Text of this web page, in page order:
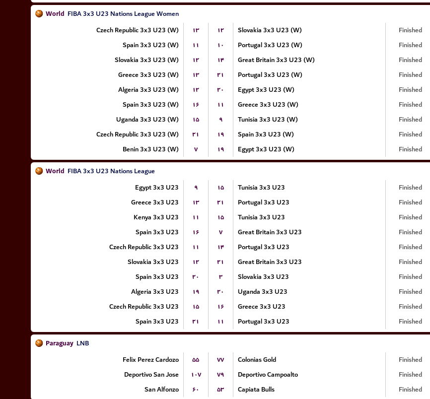
World FIBA 3x3 U23 Nations League Women
Czech Republic 3x3 U23 (W)
۱۳ ۱۲ Slovakia 3x3 U23 (W) Finished
Spain 3x3 U23 (W)
۱۱ ۱۰ Portugal 3x3 U23 (W) Finished
Slovakia 3x3 U23 (W)
۱۲ ۱۴ Great Britain 3x3 U23 (W) Finished
Greece 3x3 U23 (W)
۱۳ ۲۱ Portugal 3x3 U23 (W) Finished
Algeria 3x3 U23 (W)
۱۲ ۲۰ Egypt 3x3 U23 (W) Finished
Spain 3x3 U23 (W)
۱۶ ۱۱ Greece 3x3 U23 (W) Finished
Uganda 3x3 U23 (W)
۱۵ ۹ Tunisia 3x3 U23 (W) Finished
Czech Republic 3x3 U23 (W)
۲۱ ۱۹ Spain 3x3 U23 (W) Finished
Benin 3x3 U23 (W)
۷ ۱۹ Egypt 3x3 U23 (W) Finished
World FIBA 3x3 U23 Nations League
Egypt 3x3 U23
۹ ۱۵ Tunisia 3x3 U23 Finished
Greece 3x3 U23
۱۳ ۲۱ Portugal 3x3 U23 Finished
Kenya 3x3 U23
۱۱ ۱۵ Tunisia 3x3 U23 Finished
Spain 3x3 U23
۱۶ ۷ Great Britain 3x3 U23 Finished
Czech Republic 3x3 U23
۱۱ ۱۴ Portugal 3x3 U23 Finished
Slovakia 3x3 U23
۱۲ ۲۱ Great Britain 3x3 U23 Finished
Spain 3x3 U23
۲۰ ۳ Slovakia 3x3 U23 Finished
Algeria 3x3 U23
۱۹ ۲۰ Uganda 3x3 U23 Finished
Czech Republic 3x3 U23
۱۵ ۱۶ Greece 3x3 U23 Finished
Spain 3x3 U23
۲۱ ۱۱ Portugal 3x3 U23 Finished
Paraguay LNB
Felix Perez Cardozo
۵۵ ۷۷ Colonias Gold Finished
Deportivo San Jose
۱۰۷ ۷۹ Deportivo Campoalto Finished
San Alfonzo
۶۰ ۵۳ Capiata Bulls Finished